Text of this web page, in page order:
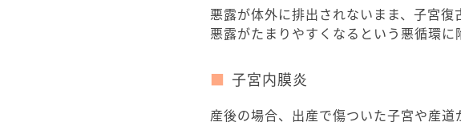
悪露が体外に排出されないまま、子宮
悪露がたまりやすくなるという悪循環に
子宮内膜炎
産後の場合、出産で傷ついた子宮や産